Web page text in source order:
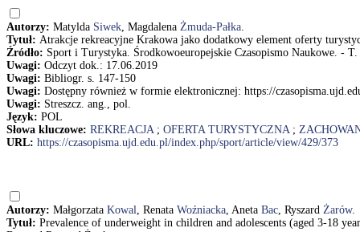
Autorzy: Matylda Siwek, Magdalena Żmuda-Pałka.
Tytuł: Atrakcje rekreacyjne Krakowa jako dodatkowy element oferty
Źródło: Sport i Turystyka. Środkowoeuropejskie Czasopismo Naukowe. -
Uwagi: Odczyt dok.: 17.06.2019
Uwagi: Bibliogr. s. 147-150
Uwagi: Dostępny również w formie elektronicznej: https://
Uwagi: Streszcz. ang., pol.
Język: POL
Słowa kluczowe: REKREACJA; OFERTA TURYSTYCZNA;
URL: https://czasopisma.ujd.edu.pl/index.php/sport/article/view/429/373
Autorzy: Małgorzata Kowal, Renata Woźniacka, Aneta Bac, Ryszard Żarów.
Tytuł: Prevalence of underweight in children and adolescents (aged 3-18